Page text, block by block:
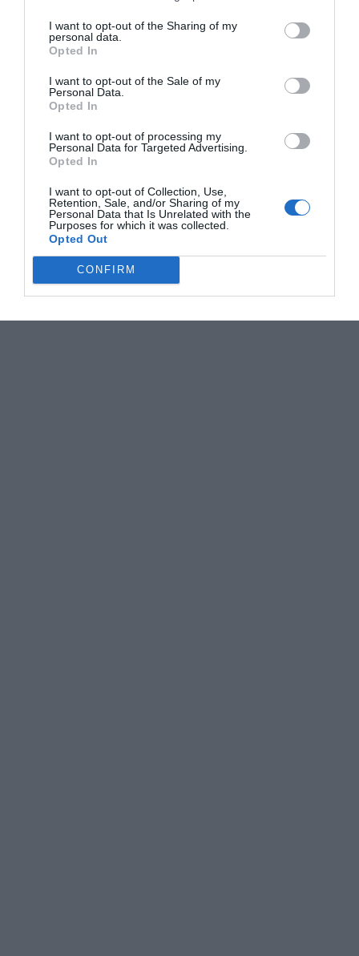
I want to opt-out of the Sharing of my
personal data.
Opted In
I want to opt-out of the Sale of my
Personal Data.
Opted In
I want to opt-out of processing my
Personal Data for Targeted Advertising.
Opted In
I want to opt-out of Collection, Use,
Retention, Sale, and/or Sharing of my
Personal Data that Is Unrelated with the
Purposes for which it was collected.
Opted Out
CONFIRM